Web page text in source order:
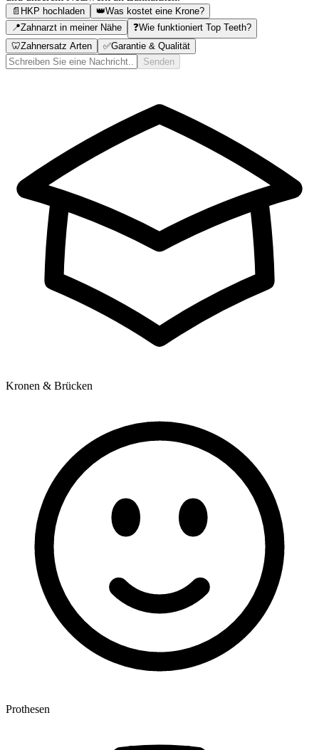
📄 HKP hochladen 👑Was kostet eine Krone?
📍Zahnarzt in meiner Nähe ❓Wie funktioniert Top Teeth?
🦷Zahnersatz Arten ✅Garantie & Qualität
Senden
Kronen & Brücken
Prothesen